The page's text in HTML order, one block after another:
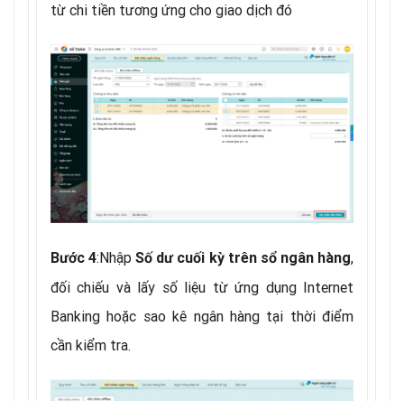
từ chi tiền tương ứng cho giao dịch đó
Bước 4:NhậpSố dư cuối kỳ trên sổ ngân hàng,
đối chiếu và lấy số liệu từ ứng dụng Internet
Banking hoặc sao kê ngân hàng tại thời điểm
cần kiểm tra.